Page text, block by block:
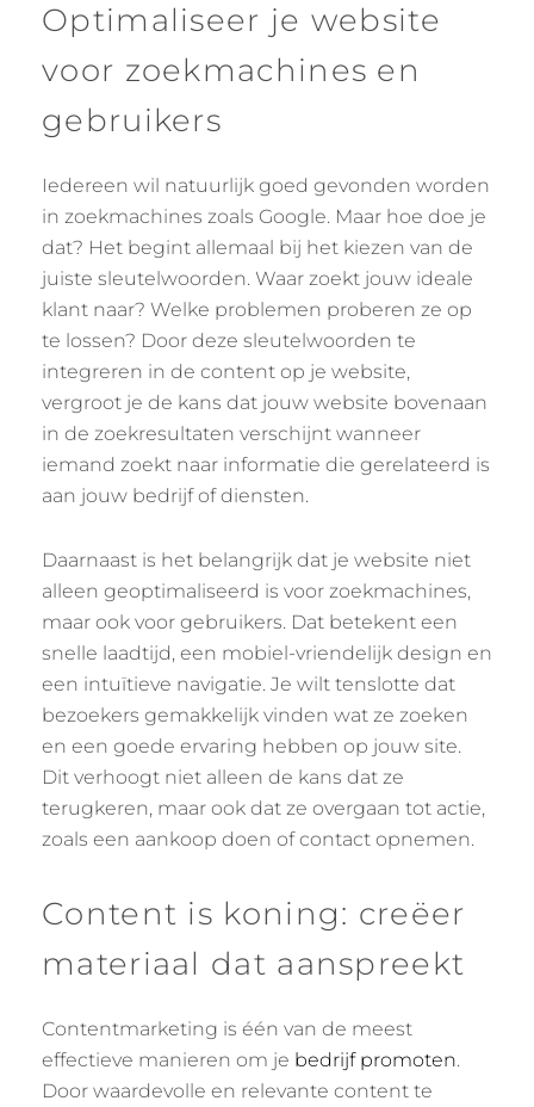
Optimaliseer je website
voor zoekmachines en
gebruikers
Iedereen wil natuurlijk goed gevonden worden
in zoekmachines zoals Google. Maar hoe doe je
dat? Het begint allemaal bij het kiezen van de
juiste sleutelwoorden. Waar zoekt jouw ideale
klant naar? Welke problemen proberen ze op
te lossen? Door deze sleutelwoorden te
integreren in de content op je website,
vergroot je de kans dat jouw website bovenaan
in de zoekresultaten verschijnt wanneer
iemand zoekt naar informatie die gerelateerd is
aan jouw bedrijf of diensten.
Daarnaast is het belangrijk dat je website niet
alleen geoptimaliseerd is voor zoekmachines,
maar ook voor gebruikers. Dat betekent een
snelle laadtijd, een mobiel-vriendelijk design en
een intuïtieve navigatie. Je wilt tenslotte dat
bezoekers gemakkelijk vinden wat ze zoeken
en een goede ervaring hebben op jouw site.
Dit verhoogt niet alleen de kans dat ze
terugkeren, maar ook dat ze overgaan tot actie,
zoals een aankoop doen of contact opnemen.
Content is koning: creëer
materiaal dat aanspreekt
Contentmarketing is één van de meest
effectieve manieren om je bedrijf promoten.
Door waardevolle en relevante content te